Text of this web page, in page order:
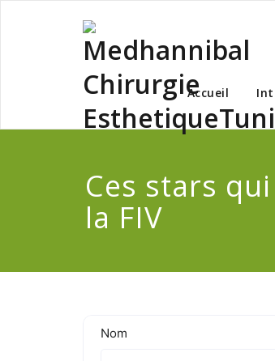
Accueil
Ces stars
la FIV